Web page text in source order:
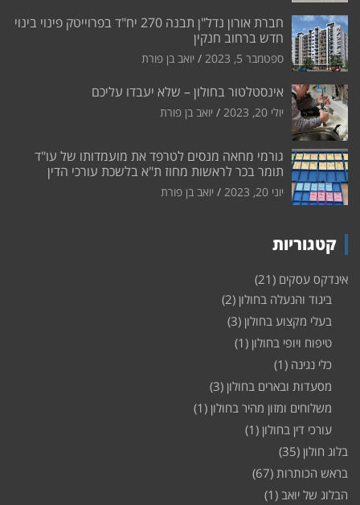
חברת אורון נדל"ן תבנה 270 יח"ד בפרוייטק פינוי בינוי
חדש ברחוב חנקין
ספטמבר 5, 2023 יואב בן פורת
אינסטלטור בחולון – שלא יעבדו עליכם
יולי 20, 2023 יואב בן פורת
גורמי מחאה מנסים לטרפד את מועמדותו של עו"ד
תומר בכר לראשות מחוז ת"א בלשכת עורכי הדין
יוני 20, 2023 יואב בן פורת
קטגוריות
אינדקס עסקים (21)
ביגוד והנעלה בחולון (2)
בעלי מקצוע בחולון (3)
טיפוח ויופי בחולון (1)
כלי נגינה (1)
מסעדות ובארים בחולון (3)
משלוחים ומזון מהיר בחולון (1)
עורכי דין בחולון (1)
בלוג חולון (35)
בראש הכותרות (67)
הבלוג של יואב (1)